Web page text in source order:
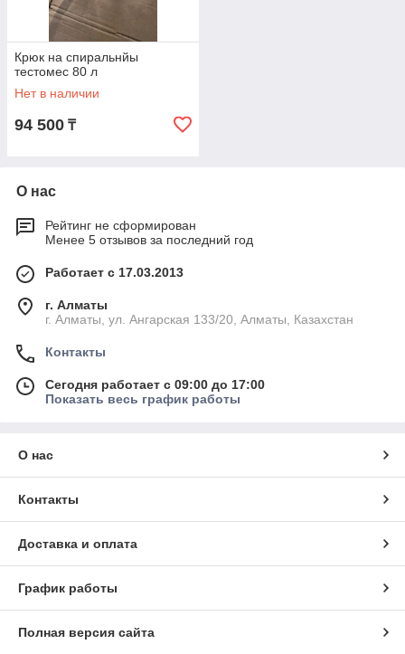
Крюк на спиральнйы
тестомес 80 л
Нет в наличии
94 500 ₸
О нас
Рейтинг не сформирован
Менее 5 отзывов за последний год
Работает с 17.03.2013
г. Алматы
г. Алматы, ул. Ангарская 133/20, Алматы, Казахстан
Контакты
Сегодня работает с 09:00 до 17:00
Показать весь график работы
О нас
Контакты
Доставка и оплата
График работы
Полная версия сайта